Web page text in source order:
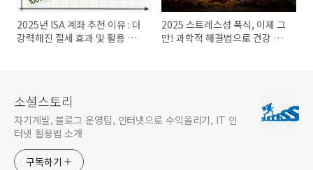
2025년 ISA 계좌 추천 이유 : 더
강력해진 절세 효과 및 활용 전
2025 스트레스성 폭식, 이제 그
만! 과학적 해결법으로 건강 되
소셜스토리
자기계발, 블로그 운영팁, 인터넷으로 수익올리기, IT 인
터넷 활용법 소개
구독하기